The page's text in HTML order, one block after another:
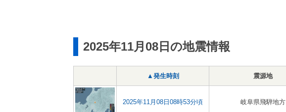
2025年11月08日の地震情報
▲発生時刻 震源地
2025年11月08日08時53分頃 岐阜県飛騨地方